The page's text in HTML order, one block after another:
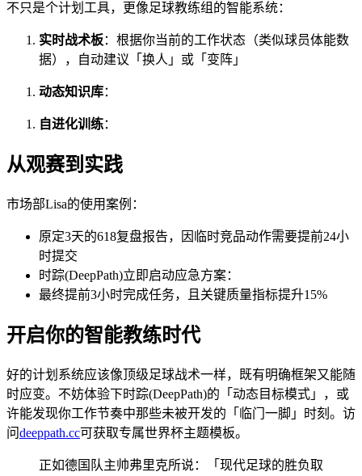
不只是个计划工具，更像足球教练组的智能系统：
实时战术板：根据你当前的工作状态（类似球员体能数
据），自动建议「换人」或「变阵」
动态知识库：
自进化训练：
从观赛到实践
市场部Lisa的使用案例：
原定3天的618复盘报告，因临时竞品动作需要提前24小
时提交
时踪(DeepPath)立即启动应急方案：
最终提前3小时完成任务，且关键质量指标提升15%
开启你的智能教练时代
好的计划系统应该像顶级足球战术一样，既有明确框架又能随
时应变。不妨体验下时踪(DeepPath)的「动态目标模式」，或
许能发现你工作节奏中那些未被开发的「临门一脚」时刻。访
问deeppath.cc可获取专属世界杯主题模板。
正如德国队主帅弗里克所说：「现代足球的胜负取